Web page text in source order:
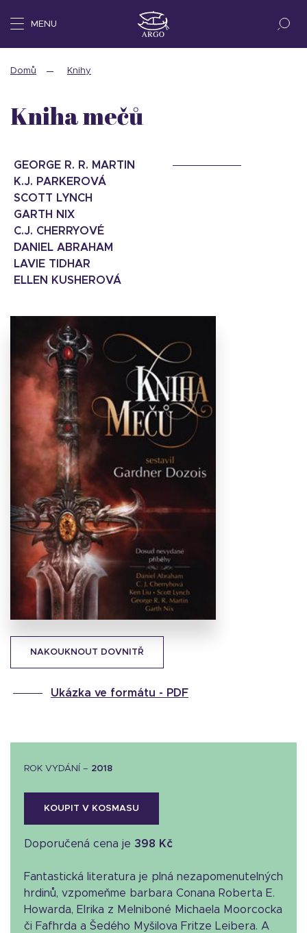
MENU
Domů Knihy
NAKOUKNOUT DOVNITŘ
Ukázka ve formátu - PDF
Kniha mečů
GEORGE R. R. MARTIN
K.J. PARKEROVÁ
SCOTT LYNCH
GARTH NIX
C.J. CHERRYOVÉ
DANIEL ABRAHAM
LAVIE TIDHAR
ELLEN KUSHEROVÁ
ROK VYDÁNÍ – 2018
KOUPIT V KOSMASU
Doporučená cena je 398 Kč
Fantastická literatura je plná nezapomenutelných
hrdinů, vzpomeňme barbara Conana Roberta E.
Howarda, Elrika z Melniboné Michaela Moorcocka
či Fafhrda a Šedého Myšilova Fritze Leibera. A